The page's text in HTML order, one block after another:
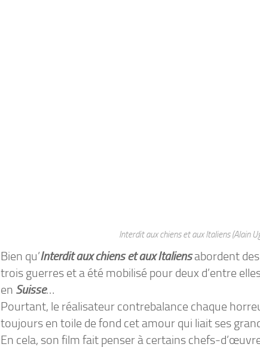
Interdit aux chiens et aux Italiens (Alain
Bien qu’Interdit aux chiens et aux Italiensabordent des
trois guerres et a été mobilisé pour deux d’entre
en Suisse…
Pourtant, le réalisateur contrebalance chaque
toujours en toile de fond cet amour qui liait ses
En cela, son film fait penser à certains chefs-